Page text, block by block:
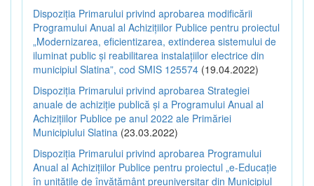
Dispoziția Primarului privind aprobarea modificării
Programului Anual al Achizițiilor Publice pentru proiectul
„Modernizarea, eficientizarea, extinderea sistemului de
iluminat public și reabilitarea instalațiilor electrice din
municipiul Slatina”, cod SMIS 125574 (19.04.2022)
Dispoziția Primarului privind aprobarea Strategiei
anuale de achiziție publică și a Programului Anual al
Achizițiilor Publice pe anul 2022 ale Primăriei
Municipiului Slatina (23.03.2022)
Dispoziția Primarului privind aprobarea Programului
Anual al Achizițiilor Publice pentru proiectul „e-Educație
în unitățile de învățământ preuniversitar din Municipiul